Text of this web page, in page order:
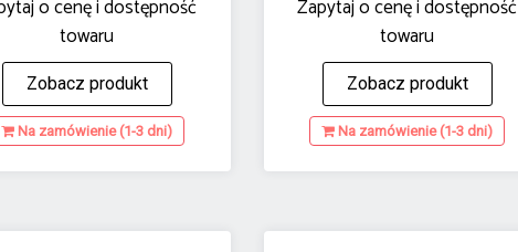
o cenę i dostępność
towaru
Zobacz produkt
Na zamówienie (1-3 dni)
Zapytaj o cenę i dostępność
towaru
Zobacz produkt
Na zamówienie (1-3 dni)